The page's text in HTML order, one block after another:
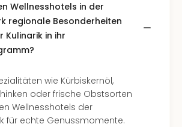
Wellnesshotels in der
regionale Besonderheiten
Kulinarik in ihr
wie Kürbiskernöl,
oder frische Obstsorten
Wellnesshotels der
für echte Genussmomente.